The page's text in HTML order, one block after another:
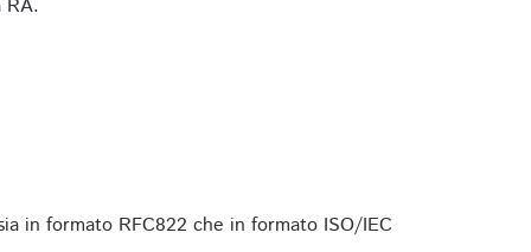
in formato RFC822 che in formato ISO/IEC